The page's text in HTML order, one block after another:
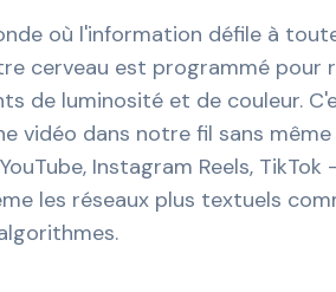
où l'information défile à
cerveau est programmé pour
de luminosité et de couleur.
vidéo dans notre fil sans
Instagram Reels,
les réseaux plus textuels